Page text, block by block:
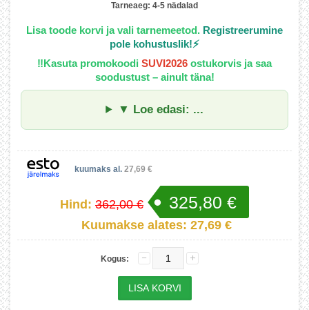
Tarneaeg: 4-5 nädalad
Lisa toode korvi ja vali tarnemeetod. Registreerumine
pole kohustuslik!⚡
‼️Kasuta promokoodi SUVI2026 ostukorvis ja saa
soodustust – ainult täna!
▼ Loe edasi: ...
kuumaks al. 27,69 €
Hind: 362,00 € 325,80 €
Kuumakse alates: 27,69 €
Kogus: